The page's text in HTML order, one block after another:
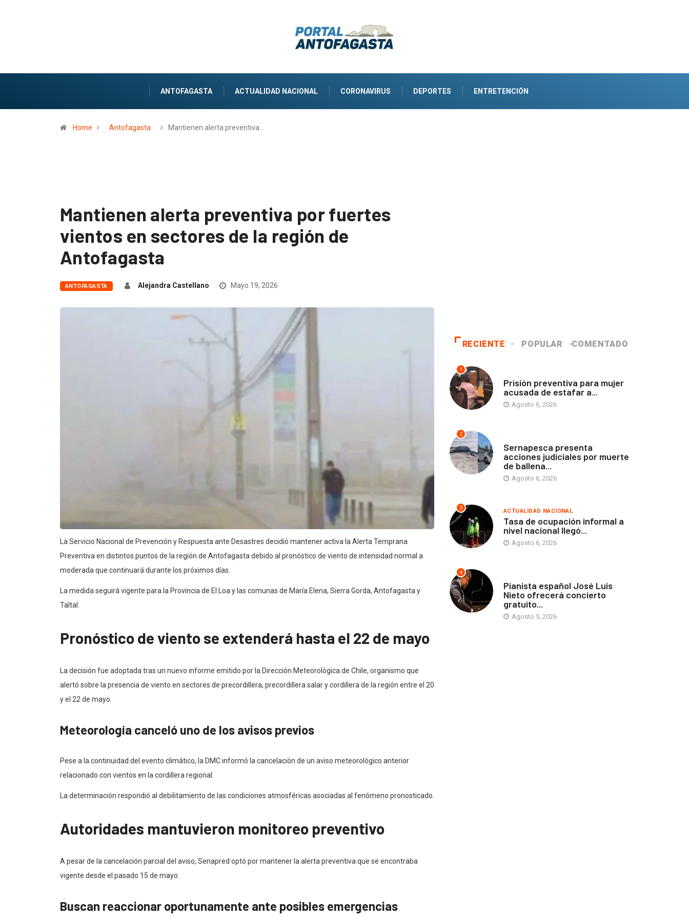
ANTOFAGASTA ACTUALIDAD NACIONAL CORONAVIRUS DEPORTES ENTRETENCIÓN
Home Antofagasta Mantienen alerta preventiva…
Mantienen alerta preventiva por fuertes
vientos en sectores de la región de
Antofagasta
ANTOFAGASTA Alejandra Castellano Mayo 19, 2026
La Servicio Nacional de Prevención y Respuesta ante Desastres decidió mantener activa la Alerta Temprana
Preventiva en distintos puntos de la región de Antofagasta debido al pronóstico de viento de intensidad normal a
moderada que continuará durante los próximos días.
La medida seguirá vigente para la Provincia de El Loa y las comunas de María Elena, Sierra Gorda, Antofagasta y
Taltal.
Pronóstico de viento se extenderá hasta el 22 de mayo
La decisión fue adoptada tras un nuevo informe emitido por la Dirección Meteorológica de Chile, organismo que
alertó sobre la presencia de viento en sectores de precordillera, precordillera salar y cordillera de la región entre el 20
y el 22 de mayo.
Meteorología canceló uno de los avisos previos
Pese a la continuidad del evento climático, la DMC informó la cancelación de un aviso meteorológico anterior
relacionado con vientos en la cordillera regional.
La determinación respondió al debilitamiento de las condiciones atmosféricas asociadas al fenómeno pronosticado.
Autoridades mantuvieron monitoreo preventivo
A pesar de la cancelación parcial del aviso, Senapred optó por mantener la alerta preventiva que se encontraba
vigente desde el pasado 15 de mayo.
Buscan reaccionar oportunamente ante posibles emergencias
RECIENTE POPULAR COMENTADO
1
Prisión preventiva para mujer
acusada de estafar a...
Agosto 6, 2026
2
Sernapesca presenta
acciones judiciales por muerte
de ballena...
Agosto 6, 2026
3 ACTUALIDAD NACIONAL
Tasa de ocupación informal a
nivel nacional llegó...
Agosto 6, 2026
4
Pianista español José Luis
Nieto ofrecerá concierto
gratuito...
Agosto 5, 2026